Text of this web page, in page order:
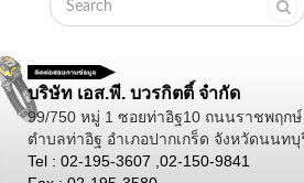
บริษัท เอส.พี. บวรกิตติ์ จำกัด
99/750 หมู่ 1 ซอยท่าอิฐ10 ถนนราชพฤกษ์
ตำบลท่าอิฐ อำเภอปากเกร็ด จังหวัดนนทบุ
Tel : 02-195-3607 ,02-150-9841